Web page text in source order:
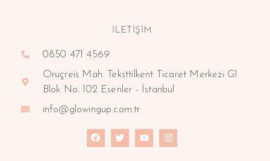
İLETİŞİM
0850 471 4569
Oruçreis Mah. Teksttilkent Ticaret Merkezi G1
Blok No: 102 Esenler - İstanbul
info@glowingup.com.tr